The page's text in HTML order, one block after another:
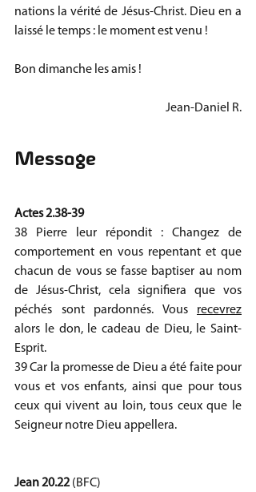
nations la vérité de Jésus-Christ. Dieu en a
laissé le temps : le moment est venu !
Bon dimanche les amis !
Jean-Daniel R.
Message
Actes 2.38-39
38 Pierre leur répondit : Changez de
comportement en vous repentant et que
chacun de vous se fasse baptiser au nom
de Jésus-Christ, cela signifiera que vos
péchés sont pardonnés. Vous recevrez
alors le don, le cadeau de Dieu, le Saint-
Esprit.
39 Car la promesse de Dieu a été faite pour
vous et vos enfants, ainsi que pour tous
ceux qui vivent au loin, tous ceux que le
Seigneur notre Dieu appellera.
Jean 20.22 (BFC)